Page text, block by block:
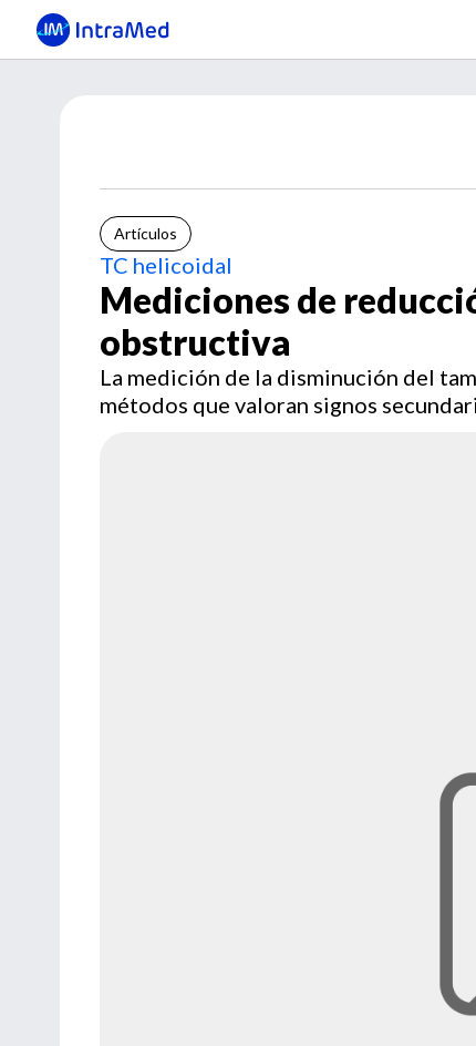
Artículos
TC helicoidal
Mediciones de
obstructiva
La medición de la disminución del
métodos que valoran signos